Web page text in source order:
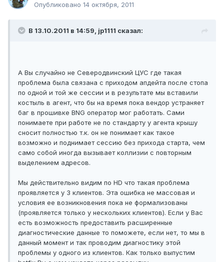
Опубликовано 14 октября, 2011
В 13.10.2011 в 14:59, jp1111 сказал:
А Вы случайно не Северодвинский ЦУС где такая
проблема была связана с приходом апдейта после стопа
по одной и той же сессии и в результате мы вставили
костыль в агент, что бы на время пока вендор устраняет
баг в прошивке BNG оператор мог работать. Сами
понимаете при работе не по стандарту у агента крышу
сносит полностью т.к. он не понимает как такое
возможно и поднимает сессию без прихода старта, чем
само собой иногда вызывает коллизии с повторным
выделением адресов.
Мы действительно видим по HD что такая проблема
проявляется у 3 клиентов. Эта ошибка не массовая и
условия ее возникновения пока не формализованы
(проявляется только у нескольких клиентов). Если у Вас
есть возможность предоставить расширенные
диагностические данные то поможете, если нет, то мы в
данный момент и так проводим диагностику этой
проблемы у одного из клиентов. Как только выпустим